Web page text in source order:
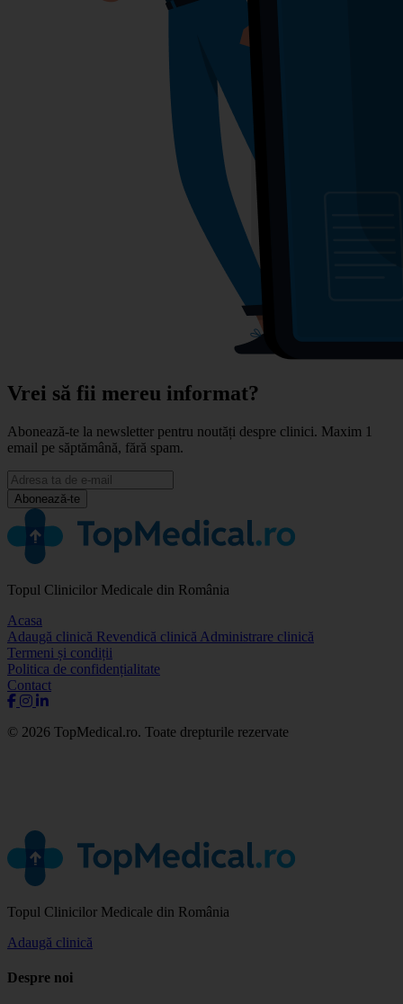
Vrei să fii mereu informat?
Abonează-te la newsletter pentru noutăți despre clinici. Maxim 1
email pe săptămână, fără spam.
Abonează-te
Topul Clinicilor Medicale din România
Acasa
Adaugă clinică Revendică clinică Administrare clinică
Termeni și condiții
Politica de confidențialitate
Contact
© 2026 TopMedical.ro. Toate drepturile rezervate
Topul Clinicilor Medicale din România
Adaugă clinică
Despre noi